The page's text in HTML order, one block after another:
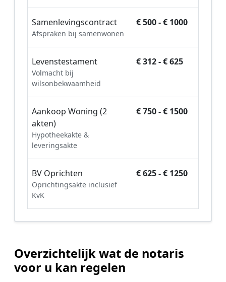
Samenlevingscontract
Afspraken bij samenwonen
€ 500 - € 1000
Levenstestament
Volmacht bij
wilsonbekwaamheid
€ 312 - € 625
Aankoop Woning (2
akten)
Hypotheekakte &
leveringsakte
€ 750 - € 1500
BV Oprichten
Oprichtingsakte inclusief
KvK
€ 625 - € 1250
Overzichtelijk wat de notaris
voor u kan regelen